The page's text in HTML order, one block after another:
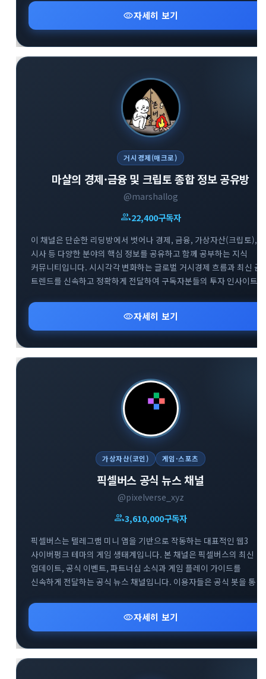
지혜롭게 대처할 수 있도록 차별화된 통찰을 제공합니다.
visibility자세히 보기
거시경제(매크로)
마샬의 경제·금융 및 크립토 종합 정보 공유방
@marshallog
group22,400구독자
이 채널은 단순한 리딩방에서 벗어나 경제, 금융, 가상자산(크립토),
시사 등 다양한 분야의 핵심 정보를 공유하고 함께 공부하는 지식
커뮤니티입니다. 시시각각 변화하는 글로벌 거시경제 흐름과 최신 금
트렌드를 신속하고 정확하게 전달하여 구독자분들의 투자 인사이트
기반으로 유익한 정보를 나누며 함께 성장하는 것을 지향합니다.
다방면의 깊이 있는 트렌드 분석을 통해 스마트한 의사결정을 내리고
하는 분들에게 최적의 공간입니다.
visibility자세히 보기
가상자산(코인) 게임·스포츠
픽셀버스 공식 뉴스 채널
@pixelverse_xyz
group3,610,000구독자
픽셀버스는 텔레그램 미니 앱을 기반으로 작동하는 대표적인 웹3
사이버펑크 테마의 게임 생태계입니다. 본 채널은 픽셀버스의 최신
업데이트, 공식 이벤트, 파트너십 소식과 게임 플레이 가이드를
신속하게 전달하는 공식 뉴스 채널입니다. 이용자들은 공식 봇을 통한
통해 프로젝트의 성장 과정을 실시간으로 확인할 수 있습니다.
블록체인 기반의 플레이 투 언 트렌드와 텔레그램 생태계의 결합을
경험하고자 하는 사용자에게 필수적인 정보를 제공합니다.
visibility자세히 보기